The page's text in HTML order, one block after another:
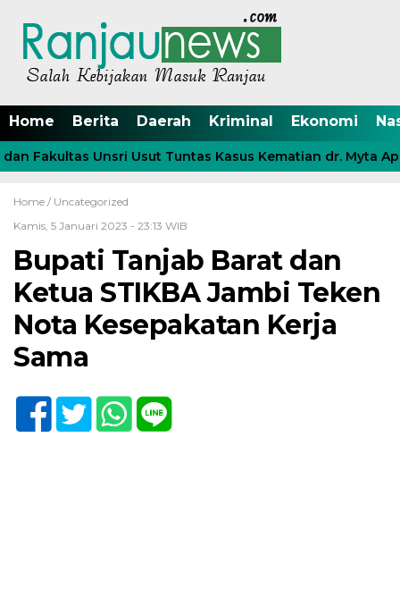
Home Berita Daerah Kriminal Ekonomi
Fakultas Unsri Usut Tuntas Kasus Kematian dr. Myta
Home / Uncategorized
Kamis, 5 Januari 2023 - 23:13 WIB
Bupati Tanjab Barat dan
Ketua STIKBA Jambi Teken
Nota Kesepakatan Kerja
Sama